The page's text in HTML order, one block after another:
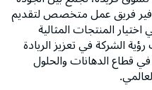
توفير فريق عمل متخصص لتقديم
المنتجات المثالية
الشركة في تعزيز الريادة
في قطاع الدهانات والحلول